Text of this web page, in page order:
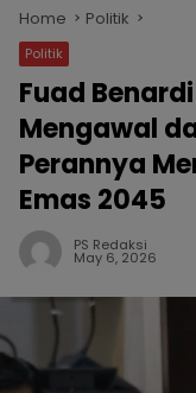
Home Politik
Politik
Fuad
Mengawal
Perannya
Emas 2045
PS Redaksi
May 6, 2026